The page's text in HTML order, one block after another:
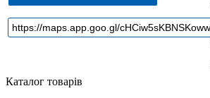
Каталог товарів